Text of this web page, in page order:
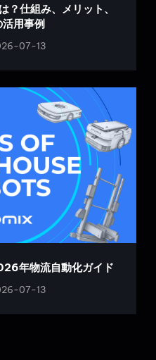
？仕組み、メリット、
用事例
07-13
年物流自動化ガイド
07-13